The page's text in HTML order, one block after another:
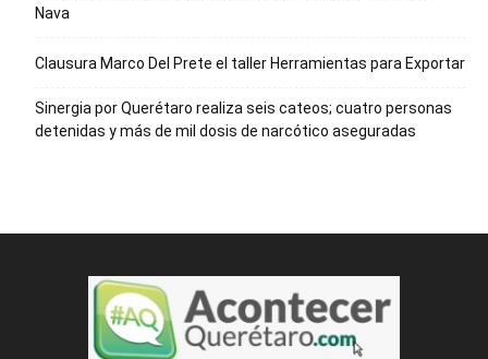
Nava
Clausura Marco Del Prete el taller Herramientas para Exportar
Sinergia por Querétaro realiza seis cateos; cuatro personas
detenidas y más de mil dosis de narcótico aseguradas